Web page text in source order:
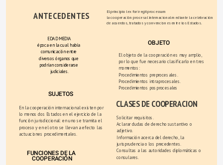
El principio lex fori regit processum
la cooperación procesal internacional mediante la celebración
de acuerdos, tratados y convenciones entre los Estados.
ANTECEDENTES
EDAD MEDIA
época en la cual había
comunicación entre
diversos órganos que
podrían considerarse
judiciales.
OBJETO
El objeto de la cooperación es muy amplio,
por lo que fue necesario clasificarlo en tres
momentos:
Procedimientos preprocesales.
Procedimientos intraprocesales.
Procedimientos posprocesales
SUJETOS
CLASES DE COOPERACION
En la cooperación internacional existen por
lo menos dos Estados en el ejercicio de la
función jurisdiccional: en uno se tramita el
proceso y en el otro se llevan a efecto las
actuaciones procedimentales.
Solicitar requisitos.
Aclarar dudas de derecho sustantivo o
adjetivo.
Información acerca del derecho, la
jurisprudencia o los precedentes.
Consultas a las autoridades diplomáticas o
consulares.
FUNCIONES DE LA
COOPERACIÓN